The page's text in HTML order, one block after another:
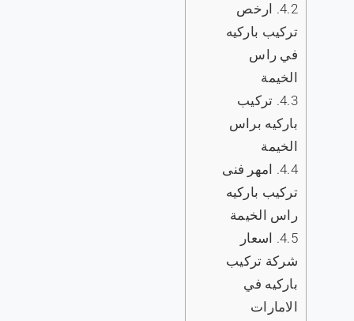
4.2.
ارخص
تركيب باركيه
في راس
الخيمة
4.3. تركيب
باركيه براس
الخيمة
4.4.
امهر فنى
تركيب باركيه
راس الخيمة
4.5.
اسعار
شركة تركيب
باركيه في
الامارات